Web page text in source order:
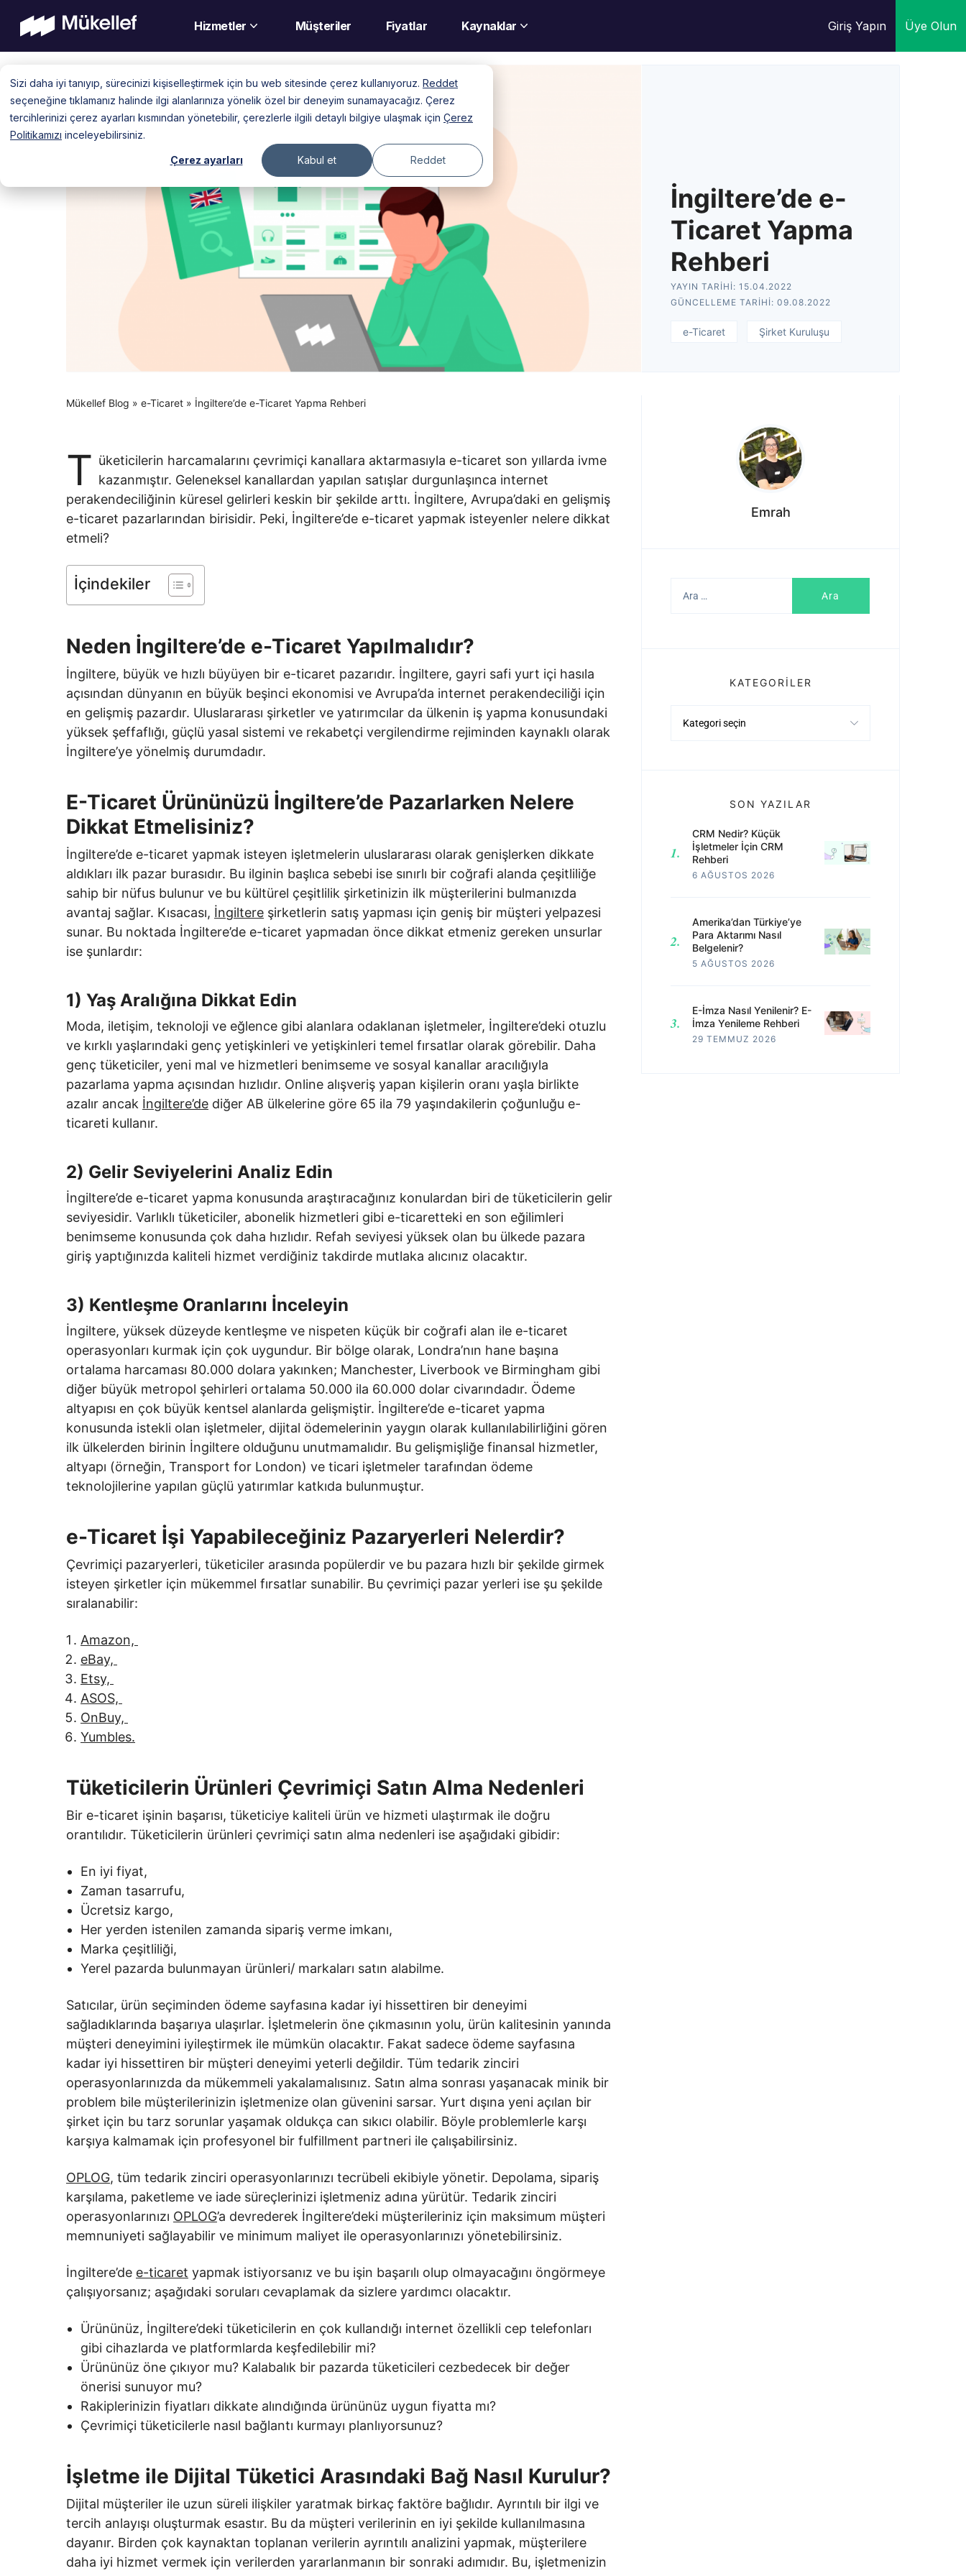
Sizi daha iyi tanıyıp, sürecinizi kişiselleştirmek için bu web sitesinde çerez kullanıyoruz. Reddet
seçeneğine tıklamanız halinde ilgi alanlarınıza yönelik özel bir deneyim sunamayacağız. Çerez
tercihlerinizi çerez ayarları kısmından yönetebilir, çerezlerle ilgili detaylı bilgiye ulaşmak için Çerez
Politikamızı inceleyebilirsiniz.
Çerez ayarları Kabul et Reddet
content
Hizmetler Müşteriler Fiyatlar Kaynaklar Giriş Yapın Üye Olun
İngiltere’de e-
Ticaret Yapma
Rehberi
YAYIN TARIHI: 15.04.2022
GÜNCELLEME TARIHI: 09.08.2022
e-Ticaret Şirket Kuruluşu
Mükellef Blog » e-Ticaret » İngiltere’de e-Ticaret Yapma Rehberi
T üketicilerin harcamalarını çevrimiçi kanallara aktarmasıyla e-ticaret son yıllarda ivme
kazanmıştır. Geleneksel kanallardan yapılan satışlar durgunlaşınca internet
perakendeciliğinin küresel gelirleri keskin bir şekilde arttı. İngiltere, Avrupa’daki en gelişmiş
e-ticaret pazarlarından birisidir. Peki, İngiltere’de e-ticaret yapmak isteyenler nelere dikkat
etmeli?
İçindekiler
Neden İngiltere’de e-Ticaret Yapılmalıdır?
İngiltere, büyük ve hızlı büyüyen bir e-ticaret pazarıdır. İngiltere, gayri safi yurt içi hasıla
açısından dünyanın en büyük beşinci ekonomisi ve Avrupa’da internet perakendeciliği için
en gelişmiş pazardır. Uluslararası şirketler ve yatırımcılar da ülkenin iş yapma konusundaki
yüksek şeffaflığı, güçlü yasal sistemi ve rekabetçi vergilendirme rejiminden kaynaklı olarak
İngiltere’ye yönelmiş durumdadır.
E-Ticaret Ürününüzü İngiltere’de Pazarlarken Nelere
Dikkat Etmelisiniz?
İngiltere’de e-ticaret yapmak isteyen işletmelerin uluslararası olarak genişlerken dikkate
aldıkları ilk pazar burasıdır. Bu ilginin başlıca sebebi ise sınırlı bir coğrafi alanda çeşitliliğe
sahip bir nüfus bulunur ve bu kültürel çeşitlilik şirketinizin ilk müşterilerini bulmanızda
avantaj sağlar. Kısacası, İngiltere şirketlerin satış yapması için geniş bir müşteri yelpazesi
sunar. Bu noktada İngiltere’de e-ticaret yapmadan önce dikkat etmeniz gereken unsurlar
ise şunlardır:
1) Yaş Aralığına Dikkat Edin
Moda, iletişim, teknoloji ve eğlence gibi alanlara odaklanan işletmeler, İngiltere’deki otuzlu
ve kırklı yaşlarındaki genç yetişkinleri ve yetişkinleri temel fırsatlar olarak görebilir. Daha
genç tüketiciler, yeni mal ve hizmetleri benimseme ve sosyal kanallar aracılığıyla
pazarlama yapma açısından hızlıdır. Online alışveriş yapan kişilerin oranı yaşla birlikte
azalır ancak İngiltere’de diğer AB ülkelerine göre 65 ila 79 yaşındakilerin çoğunluğu e-
ticareti kullanır.
2) Gelir Seviyelerini Analiz Edin
İngiltere’de e-ticaret yapma konusunda araştıracağınız konulardan biri de tüketicilerin gelir
seviyesidir. Varlıklı tüketiciler, abonelik hizmetleri gibi e-ticaretteki en son eğilimleri
benimseme konusunda çok daha hızlıdır. Refah seviyesi yüksek olan bu ülkede pazara
giriş yaptığınızda kaliteli hizmet verdiğiniz takdirde mutlaka alıcınız olacaktır.
3) Kentleşme Oranlarını İnceleyin
İngiltere, yüksek düzeyde kentleşme ve nispeten küçük bir coğrafi alan ile e-ticaret
operasyonları kurmak için çok uygundur. Bir bölge olarak, Londra’nın hane başına
ortalama harcaması 80.000 dolara yakınken; Manchester, Liverbook ve Birmingham gibi
diğer büyük metropol şehirleri ortalama 50.000 ila 60.000 dolar civarındadır. Ödeme
altyapısı en çok büyük kentsel alanlarda gelişmiştir. İngiltere’de e-ticaret yapma
konusunda istekli olan işletmeler, dijital ödemelerinin yaygın olarak kullanılabilirliğini gören
ilk ülkelerden birinin İngiltere olduğunu unutmamalıdır. Bu gelişmişliğe finansal hizmetler,
altyapı (örneğin, Transport for London) ve ticari işletmeler tarafından ödeme
teknolojilerine yapılan güçlü yatırımlar katkıda bulunmuştur.
e-Ticaret İşi Yapabileceğiniz Pazaryerleri Nelerdir?
Çevrimiçi pazaryerleri, tüketiciler arasında popülerdir ve bu pazara hızlı bir şekilde girmek
isteyen şirketler için mükemmel fırsatlar sunabilir. Bu çevrimiçi pazar yerleri ise şu şekilde
sıralanabilir:
Amazon,
eBay,
Etsy,
ASOS,
OnBuy,
Yumbles.
Tüketicilerin Ürünleri Çevrimiçi Satın Alma Nedenleri
Bir e-ticaret işinin başarısı, tüketiciye kaliteli ürün ve hizmeti ulaştırmak ile doğru
orantılıdır. Tüketicilerin ürünleri çevrimiçi satın alma nedenleri ise aşağıdaki gibidir:
En iyi fiyat,
Zaman tasarrufu,
Ücretsiz kargo,
Her yerden istenilen zamanda sipariş verme imkanı,
Marka çeşitliliği,
Yerel pazarda bulunmayan ürünleri/ markaları satın alabilme.
Satıcılar, ürün seçiminden ödeme sayfasına kadar iyi hissettiren bir deneyimi
sağladıklarında başarıya ulaşırlar. İşletmelerin öne çıkmasının yolu, ürün kalitesinin yanında
müşteri deneyimini iyileştirmek ile mümkün olacaktır. Fakat sadece ödeme sayfasına
kadar iyi hissettiren bir müşteri deneyimi yeterli değildir. Tüm tedarik zinciri
operasyonlarınızda da mükemmeli yakalamalısınız. Satın alma sonrası yaşanacak minik bir
problem bile müşterilerinizin işletmenize olan güvenini sarsar. Yurt dışına yeni açılan bir
şirket için bu tarz sorunlar yaşamak oldukça can sıkıcı olabilir. Böyle problemlerle karşı
karşıya kalmamak için profesyonel bir fulfillment partneri ile çalışabilirsiniz.
OPLOG, tüm tedarik zinciri operasyonlarınızı tecrübeli ekibiyle yönetir. Depolama, sipariş
karşılama, paketleme ve iade süreçlerinizi işletmeniz adına yürütür. Tedarik zinciri
operasyonlarınızı OPLOG’a devrederek İngiltere’deki müşterileriniz için maksimum müşteri
memnuniyeti sağlayabilir ve minimum maliyet ile operasyonlarınızı yönetebilirsiniz.
İngiltere’de e-ticaret yapmak istiyorsanız ve bu işin başarılı olup olmayacağını öngörmeye
çalışıyorsanız; aşağıdaki soruları cevaplamak da sizlere yardımcı olacaktır.
Ürününüz, İngiltere’deki tüketicilerin en çok kullandığı internet özellikli cep telefonları
gibi cihazlarda ve platformlarda keşfedilebilir mi?
Ürününüz öne çıkıyor mu? Kalabalık bir pazarda tüketicileri cezbedecek bir değer
önerisi sunuyor mu?
Rakiplerinizin fiyatları dikkate alındığında ürününüz uygun fiyatta mı?
Çevrimiçi tüketicilerle nasıl bağlantı kurmayı planlıyorsunuz?
İşletme ile Dijital Tüketici Arasındaki Bağ Nasıl Kurulur?
Dijital müşteriler ile uzun süreli ilişkiler yaratmak birkaç faktöre bağlıdır. Ayrıntılı bir ilgi ve
tercih anlayışı oluşturmak esastır. Bu da müşteri verilerinin en iyi şekilde kullanılmasına
dayanır. Birden çok kaynaktan toplanan verilerin ayrıntılı analizini yapmak, müşterilere
daha iyi hizmet vermek için verilerden yararlanmanın bir sonraki adımıdır. Bu, işletmenizin
Emrah
KATEGORILER
SON YAZILAR
CRM Nedir? Küçük
İşletmeler İçin CRM
Rehberi
6 AĞUSTOS 2026
Amerika’dan Türkiye’ye
Para Aktarımı Nasıl
Belgelenir?
5 AĞUSTOS 2026
E-İmza Nasıl Yenilenir? E-
İmza Yenileme Rehberi
29 TEMMUZ 2026